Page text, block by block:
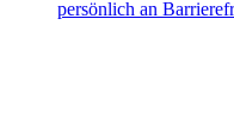
persönlich an